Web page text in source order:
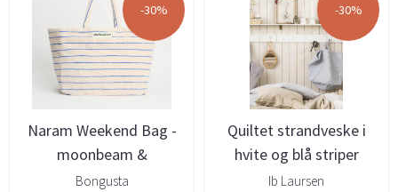
-30%
Naram Weekend Bag -
moonbeam &
ultramarine
Bongusta
-30%
Quiltet strandveske i
hvite og blå striper
Ib Laursen